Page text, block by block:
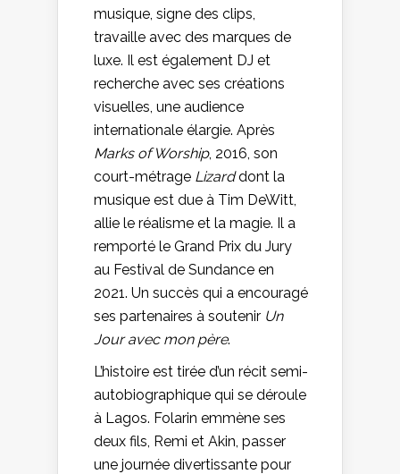
musique, signe des clips,
travaille avec des marques de
luxe. Il est également DJ et
recherche avec ses créations
visuelles, une audience
internationale élargie. Après
Marks of Worship, 2016, son
court-métrage Lizarddont la
musique est due à Tim DeWitt,
allie le réalisme et la magie. Il a
remporté le Grand Prix du Jury
au Festival de Sundance en
2021. Un succès qui a encouragé
ses partenaires à soutenir Un
Jour avec mon père.
L’histoire est tirée d’un récit semi-
autobiographique qui se déroule
à Lagos. Folarin emmène ses
deux fils, Remi et Akin, passer
une journée divertissante pour